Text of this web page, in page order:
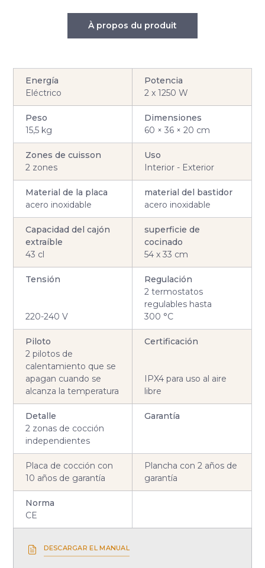
À propos du produit
Energía
Eléctrico
Potencia
2 x 1250 W
Peso
15,5 kg
Dimensiones
60 × 36 × 20 cm
Zones de cuisson
2 zones
Uso
Interior - Exterior
Material de la placa
acero inoxidable
material del bastidor
acero inoxidable
Capacidad del cajón
extraíble
43 cl
superficie de
cocinado
54 x 33 cm
Tensión
220-240 V
Regulación
2 termostatos
regulables hasta
300 °C
Piloto
2 pilotos de
calentamiento que se
apagan cuando se
alcanza la temperatura
Certificación
IPX4 para uso al aire
libre
Detalle
2 zonas de cocción
independientes
Garantía
Placa de cocción con
10 años de garantía
Plancha con 2 años de
garantía
Norma
CE
DESCARGAR EL MANUAL